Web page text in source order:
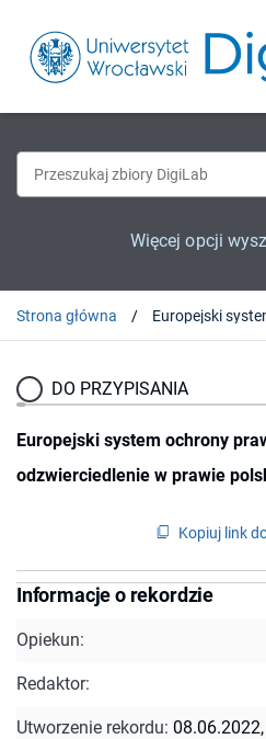
Więcej opcji
Strona główna
DO PRZYPISANIA
Europejski system ochrony
odzwierciedlenie w prawie
Kopiuj link
Informacje o rekordzie
Opiekun:
Redaktor:
Utworzenie rekordu: